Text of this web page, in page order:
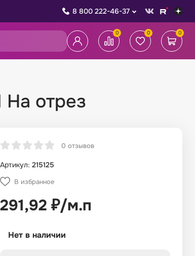
8 800 222-46-37
0 0 0
На отрез
0 отзывов
Артикул: 215125
В избранное
291,92 ₽/м.п
Нет в наличии